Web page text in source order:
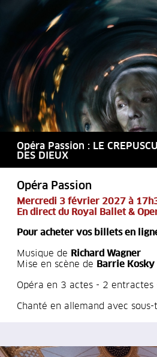
Opéra Passion : LE
DES DIEUX
Opéra Passion
Mercredi 3 février 2027 à
En direct du Royal Ballet &
Pour acheter vos billets en
Musique de
Richard Wagner
Mise en scène de Barrie Kosky
Opéra en 3 actes - 2 entractes
Chanté en allemand avec